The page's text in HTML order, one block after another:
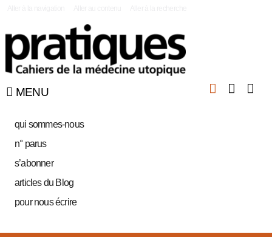
MENU
qui sommes-nous
n° parus
s’abonner
articles du Blog
pour nous écrire